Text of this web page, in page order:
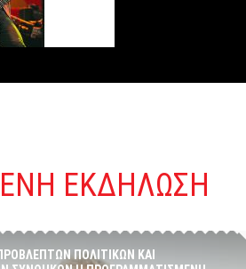
ΕΚΔΗΛΩΣΗ
ΠΟΛΙΤΙΚΏΝ ΚΑΙ